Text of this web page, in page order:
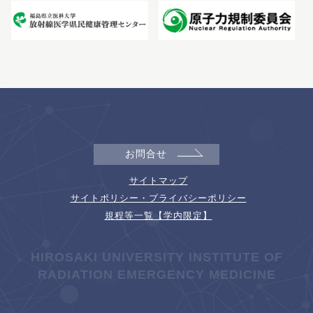
お問合せ
サイトマップ
サイトポリシー・プライバシーポリシー
規程等一覧【学内限定】
HIROSAKI UNIVERSITY INSTITUTE OF
RADIATION EMERGENCY MEDICINE